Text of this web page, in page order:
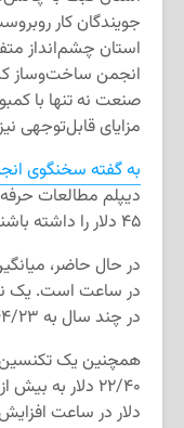
جویندگان کار
استان چشم‌انداز
صنعت نه تنها با
مزایای قابل‌توجهی
به گفته سخنگوی
دیپلم مطالعات
۴۵ دلار را داشته باشند.
در چند سال به ۴۴/۲۳ دلار می‌رسد.
همچنین یک تکنسین
دلار در ساعت